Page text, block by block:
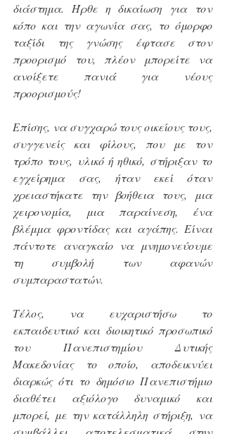
διάστημα. Ήρθε η δικαίωση για τον
κόπο και την αγωνία σας, το όμορφο
ταξίδι της γνώσης έφτασε στον
προορισμό του, πλέον μπορείτε να
ανοίξετε πανιά για νέους
προορισμούς!
Επίσης, να συγχαρώ τους οικείους τους,
συγγενείς και φίλους, που με τον
τρόπο τους, υλικό ή ηθικό, στήριξαν το
εγχείρημα σας, ήταν εκεί όταν
χρειαστήκατε την βοήθεια τους, μια
χειρονομία, μια παραίνεση, ένα
βλέμμα φροντίδας και αγάπης. Είναι
πάντοτε αναγκαίο να μνημονεύουμε
τη συμβολή των αφανών
συμπαραστατών.
Τέλος, να ευχαριστήσω το
εκπαιδευτικό και διοικητικό προσωπικό
του Πανεπιστημίου Δυτικής
Μακεδονίας το οποίο, αποδεικνύει
διαρκώς ότι το δημόσιο Πανεπιστήμιο
διαθέτει αξιόλογο δυναμικό και
μπορεί, με την κατάλληλη στήριξη, να